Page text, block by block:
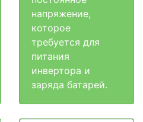
напряжение,
которое
требуется для
питания
инвертора и
заряда батарей.